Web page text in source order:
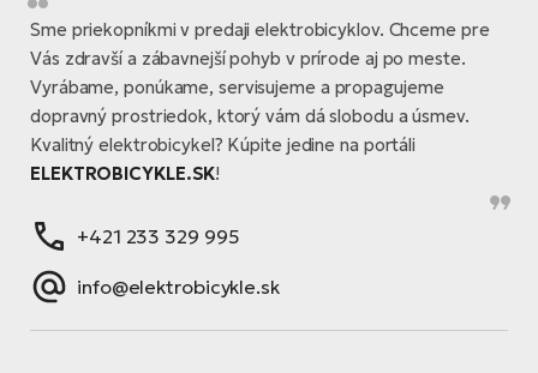
Sme priekopníkmi v predaji elektrobicyklov. Chceme pre
Vás zdravší a zábavnejší pohyb v prírode aj po meste.
Vyrábame, ponúkame, servisujeme a propagujeme
dopravný prostriedok, ktorý vám dá slobodu a úsmev.
Kvalitný elektrobicykel? Kúpite jedine na portáli
ELEKTROBICYKLE.SK!
+421 233 329 995
info@elektrobicykle.sk